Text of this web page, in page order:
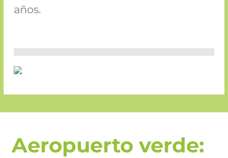
años.
Aeropuerto verde: